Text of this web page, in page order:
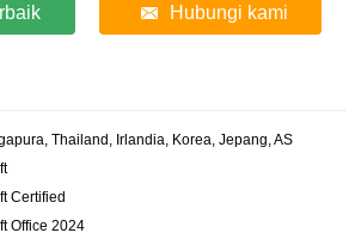
Hubungi kami
Thailand, Irlandia, Korea, Jepang, AS
Certified
Office 2024